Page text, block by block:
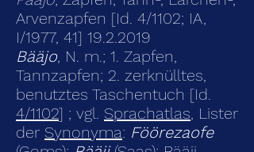
Arvenzapfen [Id. 4/1102; IA,
I/1977, 41] 19.2.2019
Bääjo, N. m.; 1. Zapfen,
Tannzapfen; 2. zerknülltes,
benutztes Taschentuch [Id.
4/1102] ; vgl. Sprachatlas, Lister
der Synonyma: Föörezaofe